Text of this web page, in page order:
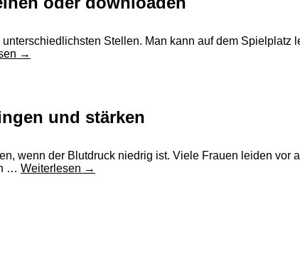
Stellen. Man kann auf dem
→
und stärken
wenn der Blutdruck niedrig ist. Viele Frauen leiden
… Weiterlesen →